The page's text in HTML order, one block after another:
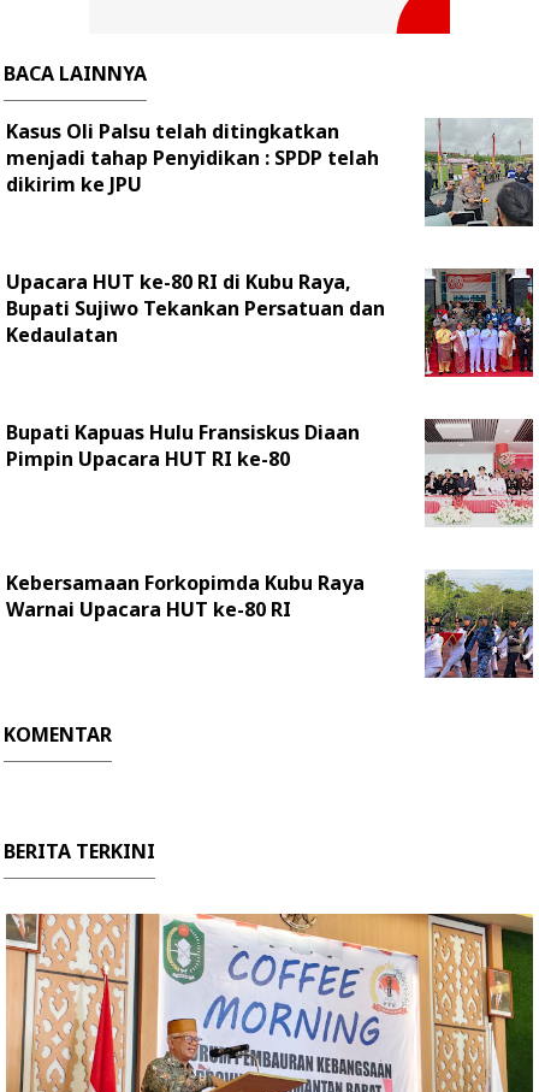
BACA LAINNYA
Kasus Oli Palsu telah ditingkatkan
menjadi tahap Penyidikan : SPDP telah
dikirim ke JPU
Upacara HUT ke-80 RI di Kubu Raya,
Bupati Sujiwo Tekankan Persatuan dan
Kedaulatan
Bupati Kapuas Hulu Fransiskus Diaan
Pimpin Upacara HUT RI ke-80
Kebersamaan Forkopimda Kubu Raya
Warnai Upacara HUT ke-80 RI
KOMENTAR
BERITA TERKINI